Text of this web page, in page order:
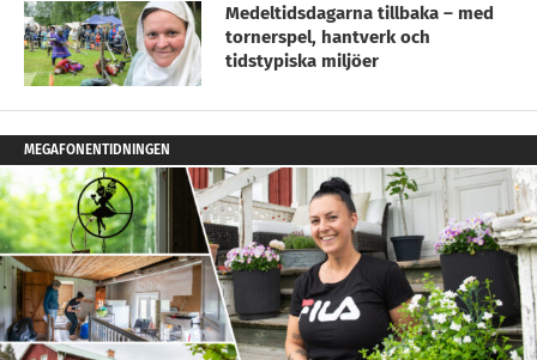
Medeltidsdagarna tillbaka – med
tornerspel, hantverk och
tidstypiska miljöer
MEGAFONENTIDNINGEN